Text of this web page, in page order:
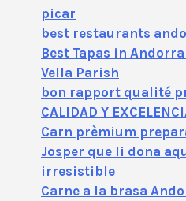
picar
best restaurants
Best Tapas in
Vella Parish
bon rapport qualité
CALIDAD Y
Carn prèmium
Josper que li dona
irresistible
Carne a la brasa